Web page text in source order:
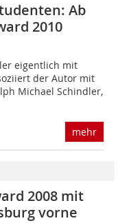
Ab
2010
eigentlich mit
der Autor mit
Michael Schindler,
mehr
2008 mit
vorne